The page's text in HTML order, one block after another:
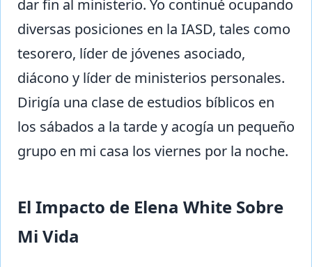
dar fin al ministerio. Yo continué ocupando
diversas posiciones en la IASD, tales como
tesorero, líder de jóvenes asociado,
diácono y líder de ministerios personales.
Dirigía una clase de estudios bíblicos en
los sábados a la tarde y acogía un pequeño
grupo en mi casa los viernes por la noche.
El Impacto de Elena White Sobre
Mi Vida